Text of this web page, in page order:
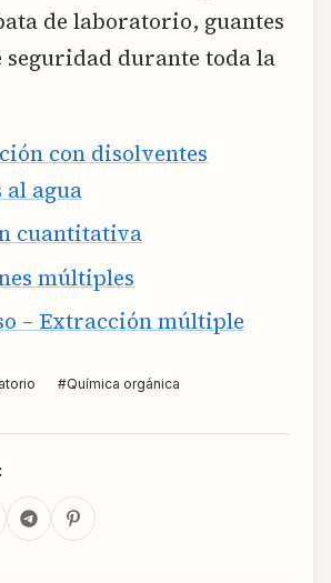
de laboratorio, guantes
seguridad durante toda la
con disolventes
al agua
cuantitativa
múltiples
– Extracción múltiple
#Química orgánica